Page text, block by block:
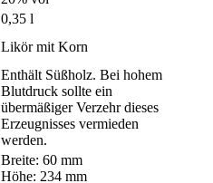
0,35 l
Likör mit Korn
Enthält Süßholz. Bei hohem
Blutdruck sollte ein
übermäßiger Verzehr dieses
Erzeugnisses vermieden
werden.
Breite: 60 mm
Höhe: 234 mm